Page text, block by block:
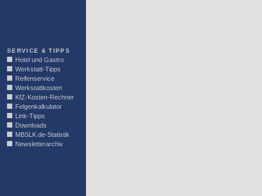
SERVICE & TIPPS
Hotel und Gastro
Werkstatt-Tipps
Reifenservice
Werkstattkosten
KfZ-Kosten-Rechner
Felgenkalkulator
Link-Tipps
Downloads
MBSLK.de-Statistik
Newsletterarchiv